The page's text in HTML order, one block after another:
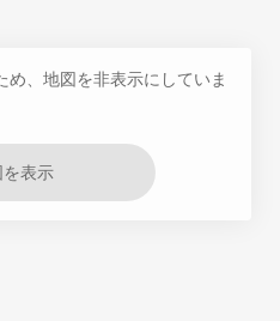
、地図を非表示にしていま
表示